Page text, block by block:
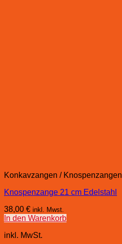
Konkavzangen / Knospenzangen
Knospenzange 21 cm Edelstahl
38,00 € inkl. Mwst.
In den Warenkorb
inkl. MwSt.